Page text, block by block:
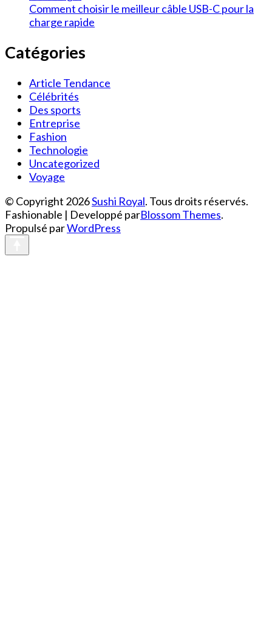
Comment choisir le meilleur câble USB-C pour la
charge rapide
Catégories
Article Tendance
Célébrités
Des sports
Entreprise
Fashion
Technologie
Uncategorized
Voyage
© Copyright 2026Sushi Royal. Tous droits réservés.
Fashionable | Developpé parBlossom Themes.
Propulsé parWordPress